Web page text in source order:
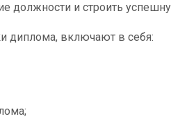
должности и строить
диплома, включают в себя: